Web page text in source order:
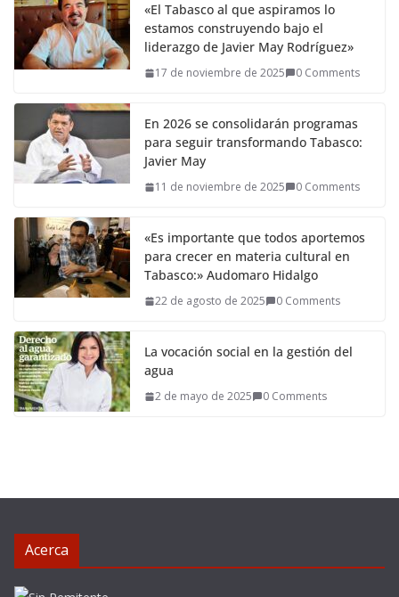
«El Tabasco al que aspiramos lo
estamos construyendo bajo el
liderazgo de Javier May Rodríguez»
17 de noviembre de 2025 0 Comments
En 2026 se consolidarán programas
para seguir transformando Tabasco:
Javier May
11 de noviembre de 2025 0 Comments
«Es importante que todos aportemos
para crecer en materia cultural en
Tabasco:» Audomaro Hidalgo
22 de agosto de 2025 0 Comments
La vocación social en la gestión del
agua
2 de mayo de 2025 0 Comments
Acerca